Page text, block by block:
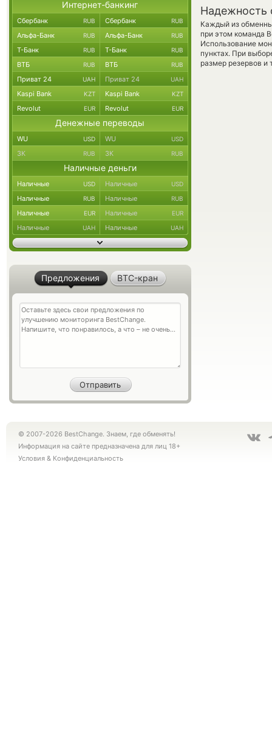
Надежность
Каждый из
при этом команда
Использование
пунктах. При
размер резервов и
Интернет-банкинг
Сбербанк RUB Сбербанк RUB
Альфа-Банк RUB Альфа-Банк RUB
Т-Банк RUB Т-Банк RUB
ВТБ RUB ВТБ RUB
Приват 24 UAH Приват 24 UAH
Kaspi Bank KZT Kaspi Bank KZT
Revolut EUR Revolut EUR
Денежные переводы
WU USD WU USD
ЗК RUB ЗК RUB
Наличные деньги
Наличные USD Наличные USD
Наличные RUB Наличные RUB
Наличные EUR Наличные EUR
Наличные UAH Наличные UAH
Предложения BTC-кран
© 2007-2026 BestChange. Знаем, где обменять!
Информация на сайте предназначена для лиц 18+
Условия & Конфиденциальность